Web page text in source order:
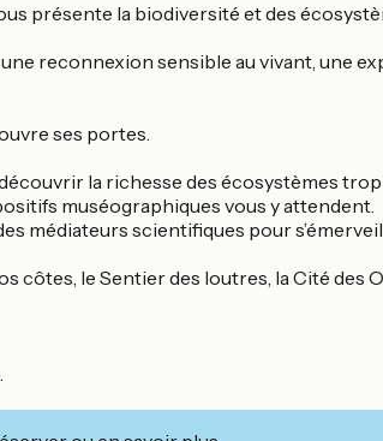
présente la biodiversité et des
une reconnexion sensible au vivant,
ouvre ses portes.
la richesse des écosystèmes
muséographiques vous y attendent.
médiateurs scientifiques pour
côtes, le Sentier des loutres, la Cité